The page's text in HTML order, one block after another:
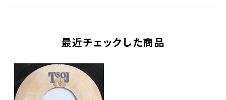
最近チェックした商品